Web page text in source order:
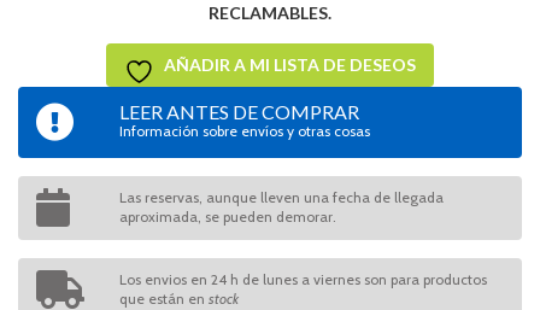
RECLAMABLES.
AÑADIR A MI LISTA DE DESEOS
LEER ANTES DE COMPRAR
Información sobre envíos y otras cosas
Las reservas, aunque lleven una fecha de llegada
aproximada, se pueden demorar.
Los envios en 24 h de lunes a viernes son para productos
que están en stock